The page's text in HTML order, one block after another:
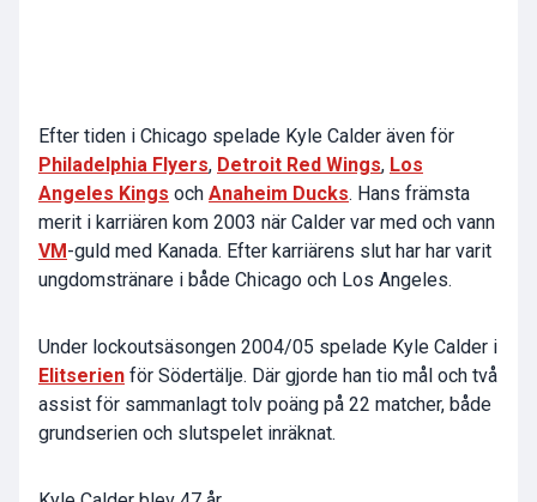
Efter tiden i Chicago spelade Kyle Calder även för
Philadelphia Flyers, Detroit Red Wings, Los
Angeles Kings och Anaheim Ducks. Hans främsta
merit i karriären kom 2003 när Calder var med och vann
VM -guld med Kanada. Efter karriärens slut har har varit
ungdomstränare i både Chicago och Los Angeles.
Under lockoutsäsongen 2004/05 spelade Kyle Calder i
Elitserien för Södertälje. Där gjorde han tio mål och två
assist för sammanlagt tolv poäng på 22 matcher, både
grundserien och slutspelet inräknat.